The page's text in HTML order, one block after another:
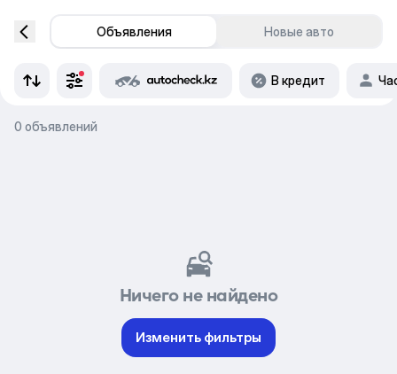
Объявления Новые авто
В кредит
0 объявлений
Ничего не найдено
Изменить фильтры